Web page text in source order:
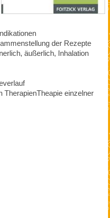
der Rezepte
äußerlich, Inhalation
TherapienTheapie einzelner